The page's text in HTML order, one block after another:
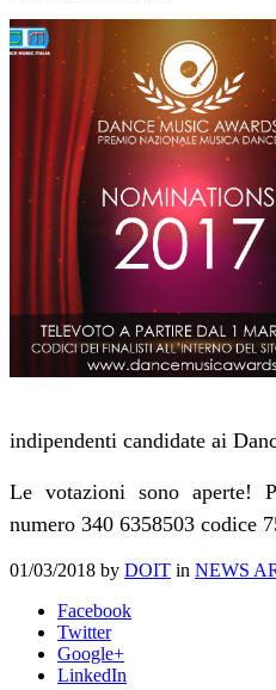
indipendenti candidate ai
Le votazioni sono aperte!
numero 340 6358503 codice
01/03/2018 by DOIT in NEWS
Facebook
Twitter
Google+
LinkedIn